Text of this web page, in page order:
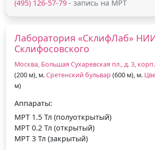
(495) 126-57-79 - запись на МРТ
Лаборатория «СклифЛаб»
Склифосовского
Москва, Большая Сухаревская пл., д. 3, корп.
(200 м), м.Сретенский бульвар (600 м), м.
м)
Аппараты:
МРТ 1.5 Тл (полуоткрытый)
МРТ 0.2 Тл (открытый)
МРТ 3 Тл (закрытый)